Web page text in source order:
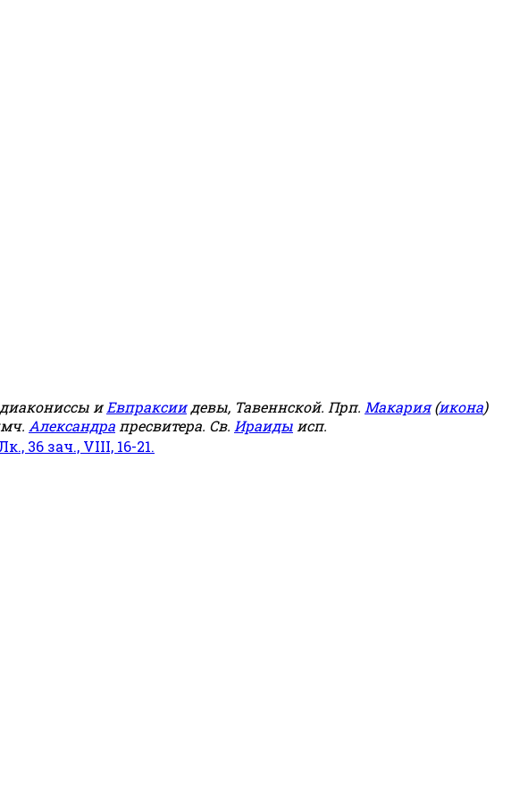
иЕвпраксиидевы, Тавеннской. Прп. Макария(икона)
Александра пресвитера. Св. Ираиды исп.
Лк., 36 зач., VIII, 16-21.